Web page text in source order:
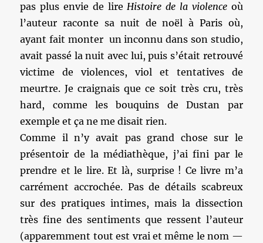
pas plus envie de lireHistoire de la violenceoù
l’auteur raconte sa nuit de noël à Paris où,
ayant fait monter un inconnu dans son studio,
avait passé la nuit avec lui, puis s’était retrouvé
victime de violences, viol et tentatives de
meurtre. Je craignais que ce soit très cru, très
hard, comme les bouquins de Dustan par
exemple et ça ne me disait rien.
Comme il n’y avait pas grand chose sur le
présentoir de la médiathèque, j’ai fini par le
prendre et le lire. Et là, surprise ! Ce livre m’a
carrément accrochée. Pas de détails scabreux
sur des pratiques intimes, mais la dissection
très fine des sentiments que ressent l’auteur
(apparemment tout est vrai et même le nom —